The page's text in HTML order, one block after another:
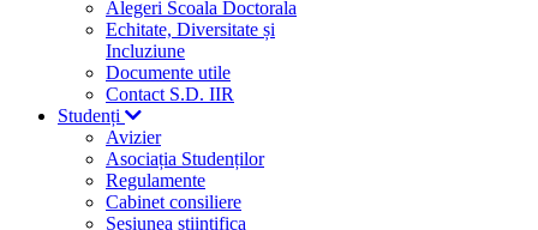
Alegeri Scoala Doctorala
Echitate, Diversitate și
Incluziune
Documente utile
Contact S.D. IIR
Studenți
Avizier
Asociația Studenților
Regulamente
Cabinet consiliere
Sesiunea stiintifica